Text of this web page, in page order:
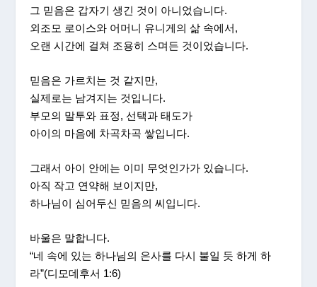
그 믿음은 갑자기 생긴 것이 아니었습니다.
외조모 로이스와 어머니 유니게의 삶 속에서,
오랜 시간에 걸쳐 조용히 스며든 것이었습니다.
믿음은 가르치는 것 같지만,
실제로는 남겨지는 것입니다.
부모의 말투와 표정, 선택과 태도가
아이의 마음에 차곡차곡 쌓입니다.
그래서 아이 안에는 이미 무엇인가가 있습니다.
아직 작고 연약해 보이지만,
하나님이 심어두신 믿음의 씨입니다.
바울은 말합니다.
“네 속에 있는 하나님의 은사를 다시 불일 듯 하게 하
라”(디모데후서 1:6)